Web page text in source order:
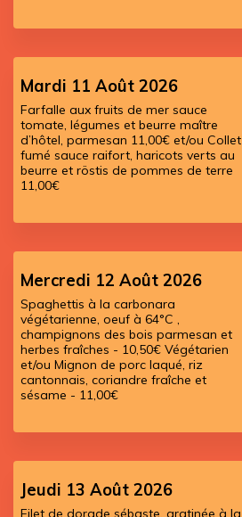
Mardi 11 Août 2026
Farfalle aux fruits de mer sauce
tomate, légumes et beurre maître
d’hôtel, parmesan 11,00€ et/ou Collet
fumé sauce raifort, haricots verts au
beurre et röstis de pommes de terre
11,00€
Mercredi 12 Août 2026
Spaghettis à la carbonara
végétarienne, oeuf à 64°C ,
champignons des bois parmesan et
herbes fraîches - 10,50€ Végétarien
et/ou Mignon de porc laqué, riz
cantonnais, coriandre fraîche et
sésame - 11,00€
Jeudi 13 Août 2026
Filet de dorade sébaste, gratinée à la